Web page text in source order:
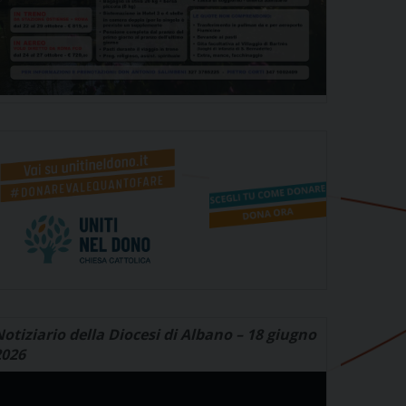
della Diocesi di Albano – 18 giugno